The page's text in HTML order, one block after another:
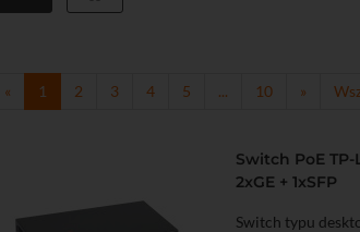
« 1 2 3 4 5 ... 10 »
Switch PoE TP-
2xGE + 1xSFP
Switch typu